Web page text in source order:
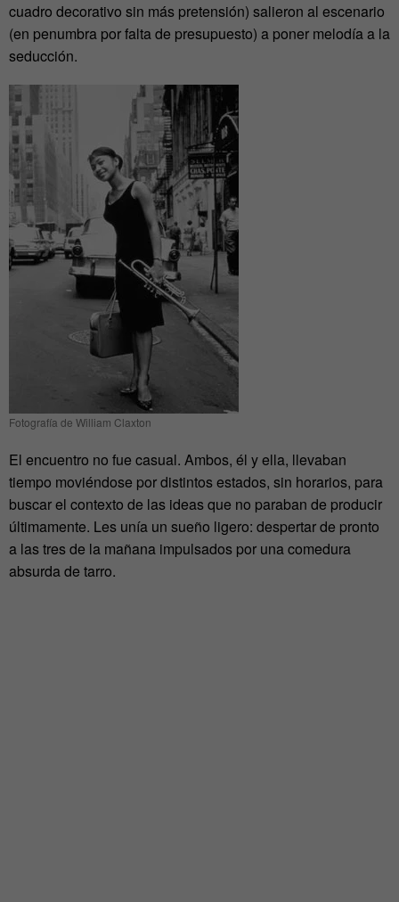
cuadro decorativo sin más pretensión) salieron al escenario
(en penumbra por falta de presupuesto) a poner melodía a la
seducción.
Fotografía de William Claxton
El encuentro no fue casual. Ambos, él y ella, llevaban
tiempo moviéndose por distintos estados, sin horarios, para
buscar el contexto de las ideas que no paraban de producir
últimamente. Les unía un sueño ligero: despertar de pronto
a las tres de la mañana impulsados por una comedura
absurda de tarro.